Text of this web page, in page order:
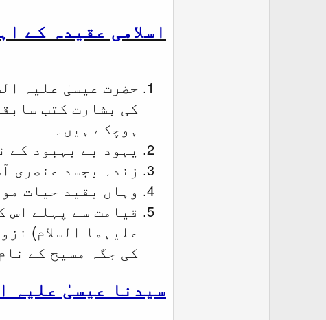
اسلامی عقیدہ کے
حضرت عیسیٰ علیہ
کی بشارت کتب
ہوچکے ہیں۔
یہود بے بہبود کے
زندہ بجسد عنصری
وہاں بقید حیات
قیامت سے پہلے اس
علیہما السلام)
کی جگہ مسیح کے
سیدنا عیسیٰ علیہ